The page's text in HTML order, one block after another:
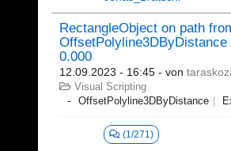
RectangleObject on path
0.000
12.09.2023 - 16:45 - von
Visual Scripting
OffsetPolyline3DByDistance
(1/271)